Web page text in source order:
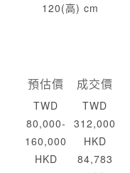
120(高) cm
預估價
TWD
80,000-
160,000
HKD
成交價
TWD
312,000
HKD
84,783